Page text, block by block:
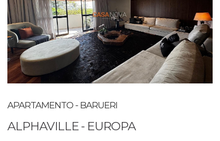
APARTAMENTO - BARUERI
ALPHAVILLE - EUROPA